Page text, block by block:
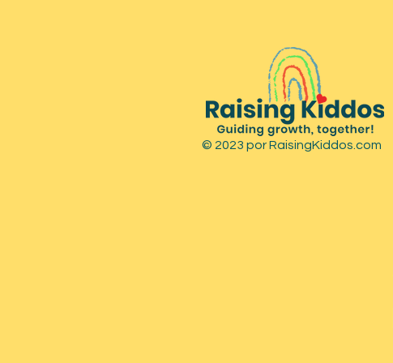
© 2023 por RaisingKiddos.com